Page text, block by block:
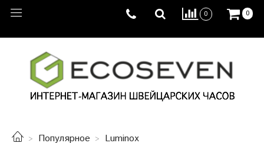
0 0
Популярное Luminox